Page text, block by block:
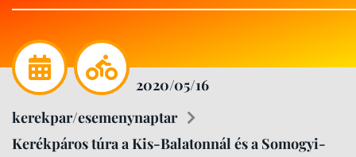
2020/05/16
kerekpar/esemenynaptar
Kerékpáros túra a Kis-Balatonnál és a Somogyi-